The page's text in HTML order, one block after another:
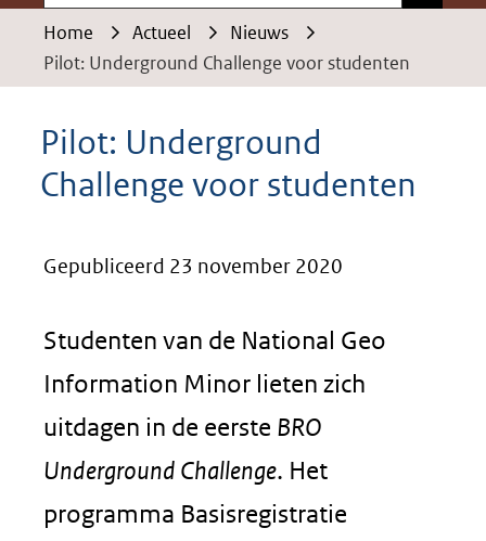
Home Actueel
Nieuws
Pilot: Underground Challenge voor studenten
Pilot: Underground
Challenge voor studenten
Gepubliceerd 23 november 2020
Studenten van de National Geo
Information Minor lieten zich
uitdagen in de eerste BRO
Underground Challenge. Het
programma Basisregistratie